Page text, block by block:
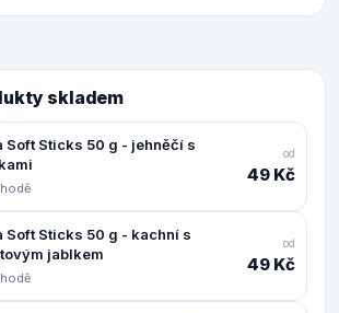
skladem
Soft Sticks 50 g - jehněčí s
od
49 Kč
Soft Sticks 50 g - kachní s
jablkem
od
49 Kč